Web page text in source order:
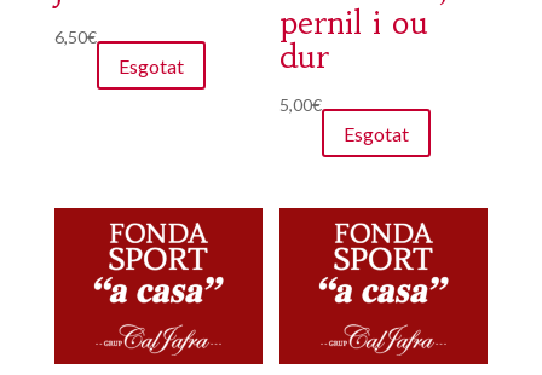
6,50€
Esgotat
pernil i ou
dur
5,00€
Esgotat